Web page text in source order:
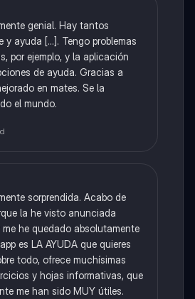
genial. Hay tantos
y ayuda [...]. Tengo problemas
por ejemplo, y la aplicación
de ayuda. Gracias a
en mates. Se la
el mundo.
sorprendida. Acabo de
la he visto anunciada
he quedado absolutamente
es LA AYUDA que quieres
todo, ofrece muchísimas
y hojas informativas, que
me han sido MUY útiles.